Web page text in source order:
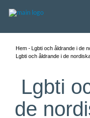
Hem
Lgbti och åldrande i de
Lgbti och åldrande i de
Lgbti
de